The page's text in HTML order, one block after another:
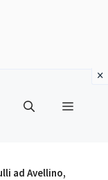
Menu
ad Avellino,